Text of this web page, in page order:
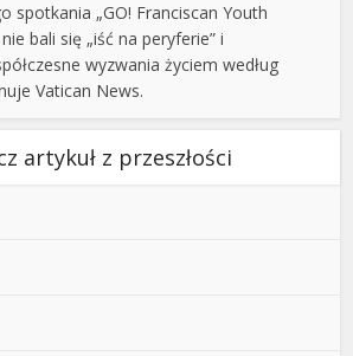
spotkania „GO! Franciscan Youth
bali się „iść na peryferie” i
wyzwania życiem według
Vatican News.
artykuł z przeszłości